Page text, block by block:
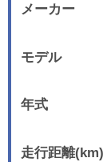
メーカー
モデル
年式
走行距離(km)